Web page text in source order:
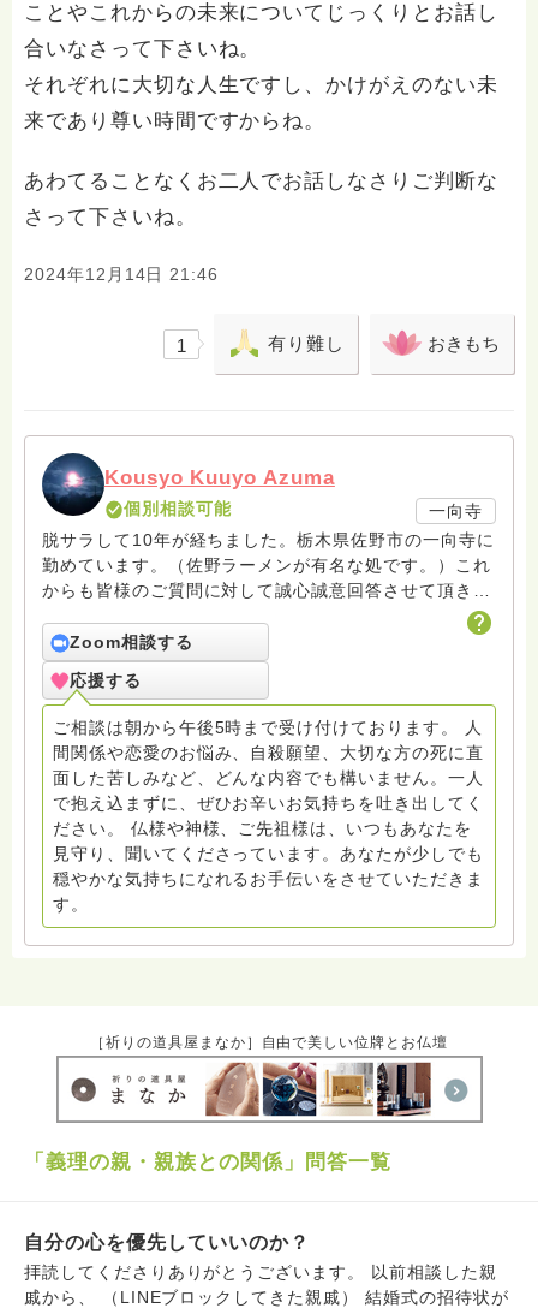
ことやこれからの未来についてじっくりとお話し
合いなさって下さいね。
それぞれに大切な人生ですし、かけがえのない未
来であり尊い時間ですからね。
あわてることなくお二人でお話しなさりご判断な
さって下さいね。
2024年12月14日 21:46
1 有り難し おきもち
Kousyo Kuuyo Azuma
個別相談可能
一向寺
脱サラして10年が経ちました。栃木県佐野市の一向寺に
勤めています。（佐野ラーメンが有名な処です。）これ
からも皆様のご質問に対して誠心誠意回答させて頂きた
いと存じます。まだまだ修行中の身ですので至らぬ点あ
ろうかとは存じますが共に精進して参りましょうね。お
寺にもお気軽に遊びに来てください。
Zoom相談する
応援する
ご相談は朝から午後5時まで受け付けております。 人
間関係や恋愛のお悩み、自殺願望、大切な方の死に直
面した苦しみなど、どんな内容でも構いません。一人
で抱え込まずに、ぜひお辛いお気持ちを吐き出してく
ださい。 仏様や神様、ご先祖様は、いつもあなたを
見守り、聞いてくださっています。あなたが少しでも
穏やかな気持ちになれるお手伝いをさせていただきま
す。
［祈りの道具屋まなか］自由で美しい位牌とお仏壇
「義理の親・親族との関係」問答一覧
自分の心を優先していいのか？
拝読してくださりありがとうございます。 以前相談した親
戚から、 （LINEブロックしてきた親戚） 結婚式の招待状が